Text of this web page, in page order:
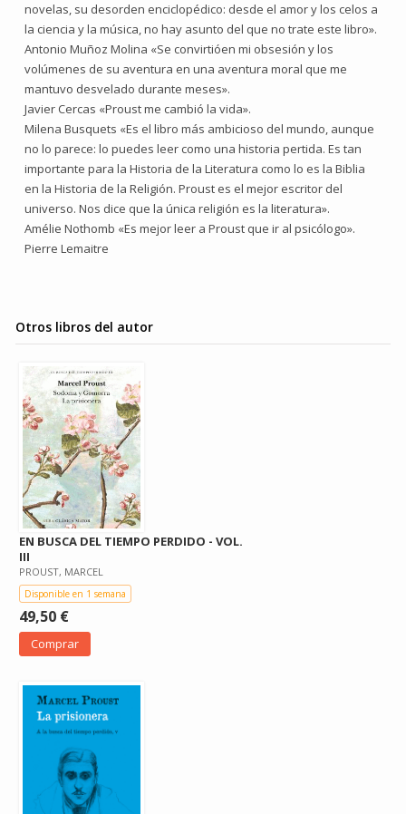
novelas, su desorden enciclopédico: desde el amor y los celos a
la ciencia y la música, no hay asunto del que no trate este libro».
Antonio Muñoz Molina «Se convirtióen mi obsesión y los
volúmenes de su aventura en una aventura moral que me
mantuvo desvelado durante meses».
Javier Cercas «Proust me cambió la vida».
Milena Busquets «Es el libro más ambicioso del mundo, aunque
no lo parece: lo puedes leer como una historia pertida. Es tan
importante para la Historia de la Literatura como lo es la Biblia
en la Historia de la Religión. Proust es el mejor escritor del
universo. Nos dice que la única religión es la literatura».
Amélie Nothomb «Es mejor leer a Proust que ir al psicólogo».
Pierre Lemaitre
Otros libros del autor
EN BUSCA DEL TIEMPO PERDIDO - VOL.
III
PROUST, MARCEL
Disponible en 1 semana
49,50 €
Comprar